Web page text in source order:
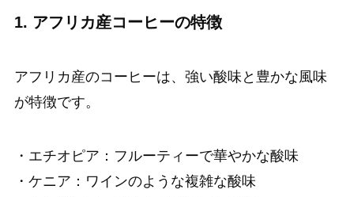
1. アフリカ産コーヒーの特徴
アフリカ産のコーヒーは、強い酸味と豊かな風味
が特徴です。
・エチオピア：フルーティーで華やかな酸味
・ケニア：ワインのような複雑な酸味